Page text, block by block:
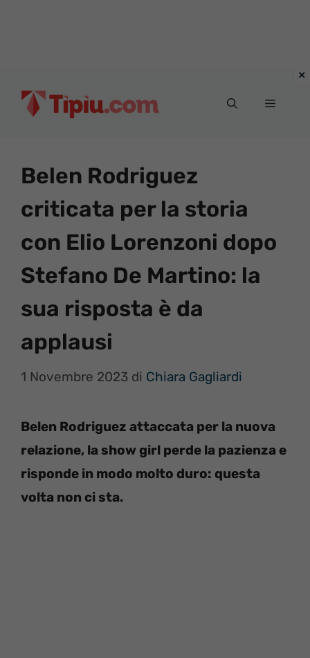
Menu
Belen Rodriguez
criticata per la storia
con Elio Lorenzoni dopo
Stefano De Martino: la
sua risposta è da
applausi
1 Novembre 2023 di Chiara Gagliardi
Belen Rodriguez attaccata per la nuova
relazione, la show girl perde la pazienza e
risponde in modo molto duro: questa
volta non ci sta.